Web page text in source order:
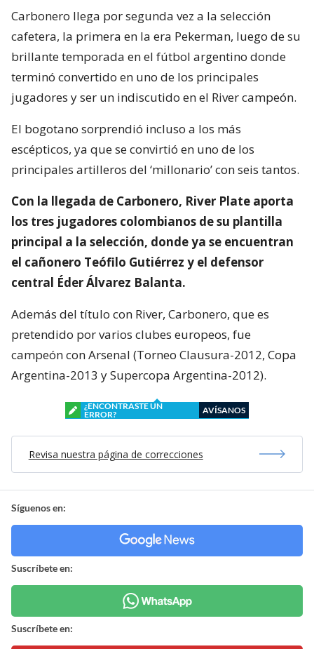
Carbonero llega por segunda vez a la selección
cafetera, la primera en la era Pekerman, luego de su
brillante temporada en el fútbol argentino donde
terminó convertido en uno de los principales
jugadores y ser un indiscutido en el River campeón.
El bogotano sorprendió incluso a los más
escépticos, ya que se convirtió en uno de los
principales artilleros del ‘millonario’ con seis tantos.
Con la llegada de Carbonero, River Plate aporta
los tres jugadores colombianos de su plantilla
principal a la selección, donde ya se encuentran
el cañonero Teófilo Gutiérrez y el defensor
central Éder Álvarez Balanta.
Además del título con River, Carbonero, que es
pretendido por varios clubes europeos, fue
campeón con Arsenal (Torneo Clausura-2012, Copa
Argentina-2013 y Supercopa Argentina-2012).
¿ENCONTRASTE UN
ERROR?
AVÍSANOS
Revisa nuestra página de correcciones
Síguenos en:
Suscríbete en:
Suscríbete en: